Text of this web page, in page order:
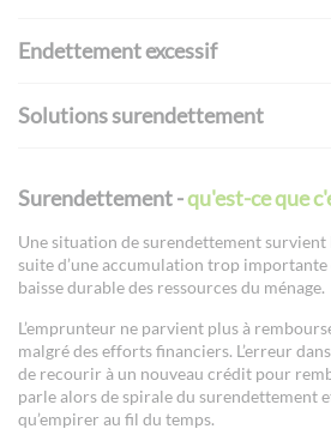
Endettement excessif
Solutions surendettement
Surendettement -qu'est-ce que
Une situation de surendettement survient
suite d’une accumulation trop importante
baisse durable des ressources du ménage.
L’emprunteur ne parvient plus à
malgré des efforts financiers. L’erreur
de recourir à un nouveau crédit pour
parle alors de spirale du surendettement
qu’empirer au fil du temps.